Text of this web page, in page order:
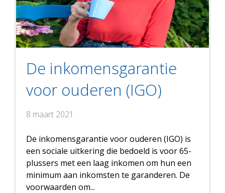
De inkomensgarantie
voor ouderen (IGO)
8 maart 2021
De inkomensgarantie voor ouderen (IGO) is
een sociale uitkering die bedoeld is voor 65-
plussers met een laag inkomen om hun een
minimum aan inkomsten te garanderen. De
voorwaarden om...